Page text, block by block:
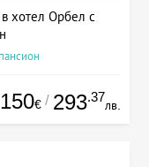
хотел Орбел с
150€ / 293.37
лв.